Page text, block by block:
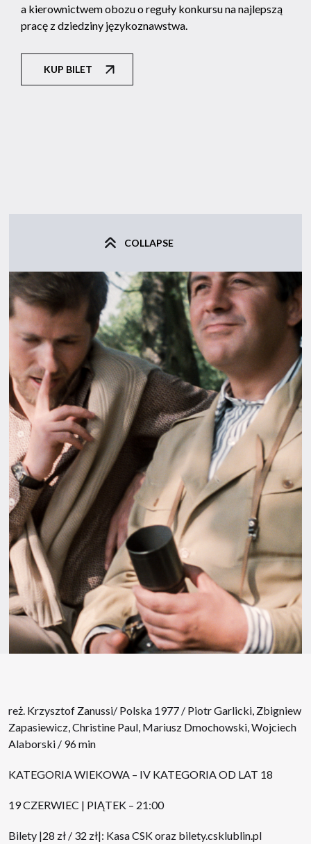
a kierownictwem obozu o reguły konkursu na najlepszą
pracę z dziedziny językoznawstwa.
KUP BILET
COLLAPSE
reż. Krzysztof Zanussi/ Polska 1977 / Piotr Garlicki, Zbigniew
Zapasiewicz, Christine Paul, Mariusz Dmochowski, Wojciech
Alaborski / 96 min
KATEGORIA WIEKOWA – IV KATEGORIA OD LAT 18
19 CZERWIEC | PIĄTEK – 21:00
Bilety |28 zł / 32 zł|: Kasa CSK oraz bilety.csklublin.pl